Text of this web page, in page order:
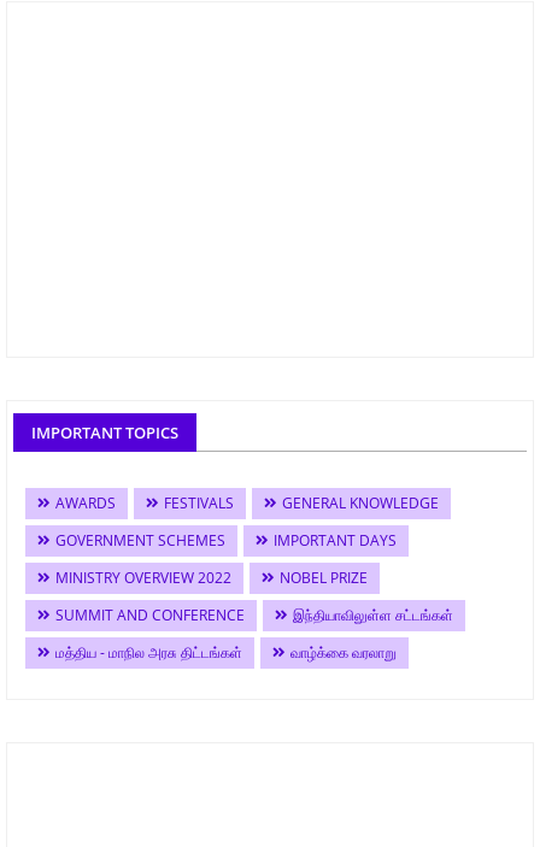
IMPORTANT TOPICS
AWARDS FESTIVALS
GENERAL KNOWLEDGE
GOVERNMENT SCHEMES
IMPORTANT DAYS
MINISTRY OVERVIEW 2022
NOBEL PRIZE
SUMMIT AND CONFERENCE
இந்தியாவிலுள்ள சட்டங்கள்
மத்திய - மாநில அரசு திட்டங்கள்
வாழ்க்கை வரலாறு